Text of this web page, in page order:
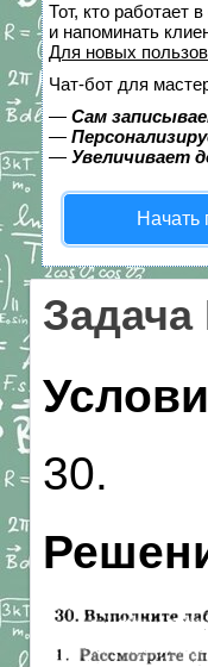
Тот, кто работает
и напоминать
Для новых
Чат-бот для
— Сам
—
— Увеличивает
Начать
30.